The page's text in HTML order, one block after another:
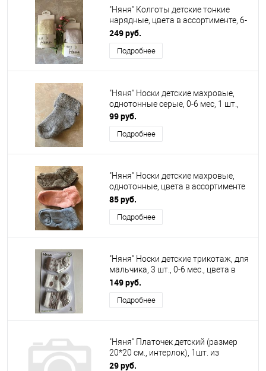
"Няня" Колготы детские тонкие
нарядные, цвета в ассортименте, 6-
12р
249 руб.
Подробнее
"Няня" Носки детские махровые,
однотонные серые, 0-6 мес, 1 шт.,
99 руб.
Подробнее
"Няня" Носки детские махровые,
однотонные, цвета в ассортименте
1-3г, 1 шт.,
85 руб.
Подробнее
"Няня" Носки детские трикотаж, для
мальчика, 3 шт., 0-6 мес., цвета в
ассортименте
149 руб.
Подробнее
"Няня" Платочек детский (размер
20*20 см., интерлок), 1шт. из
ассортимента
29 руб.